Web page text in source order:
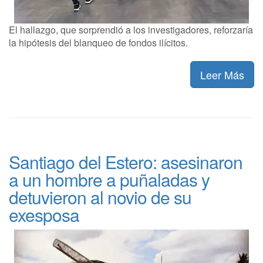
El hallazgo, que sorprendió a los investigadores, reforzaría
la hipótesis del blanqueo de fondos ilícitos.
Leer Más
Santiago del Estero: asesinaron
a un hombre a puñaladas y
detuvieron al novio de su
exesposa